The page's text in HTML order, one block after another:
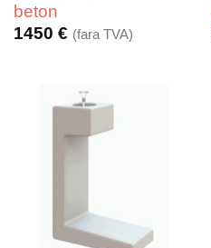
beton
1450 € (fara TVA)